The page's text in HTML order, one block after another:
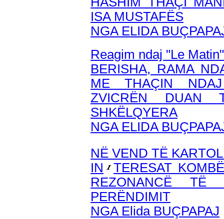
ISA MUSTAFËS
NGA ELIDA
Reagim ndaj "Le Matin"
BERISHA, RAMA
ME THAÇIN
ZVICRËN DUAN
SHKËLQYERA
NGA ELIDA
NË VEND TË
IN
TERESAT
REZONANCË
PERËNDIMIT
NGA Elida BUÇPAPAJ